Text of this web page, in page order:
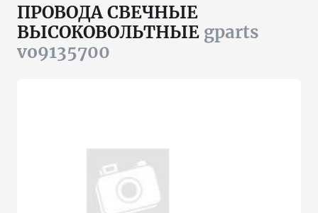
ПРОВОДА СВЕЧНЫЕ
ВЫСОКОВОЛЬТНЫЕ gparts
vo9135700